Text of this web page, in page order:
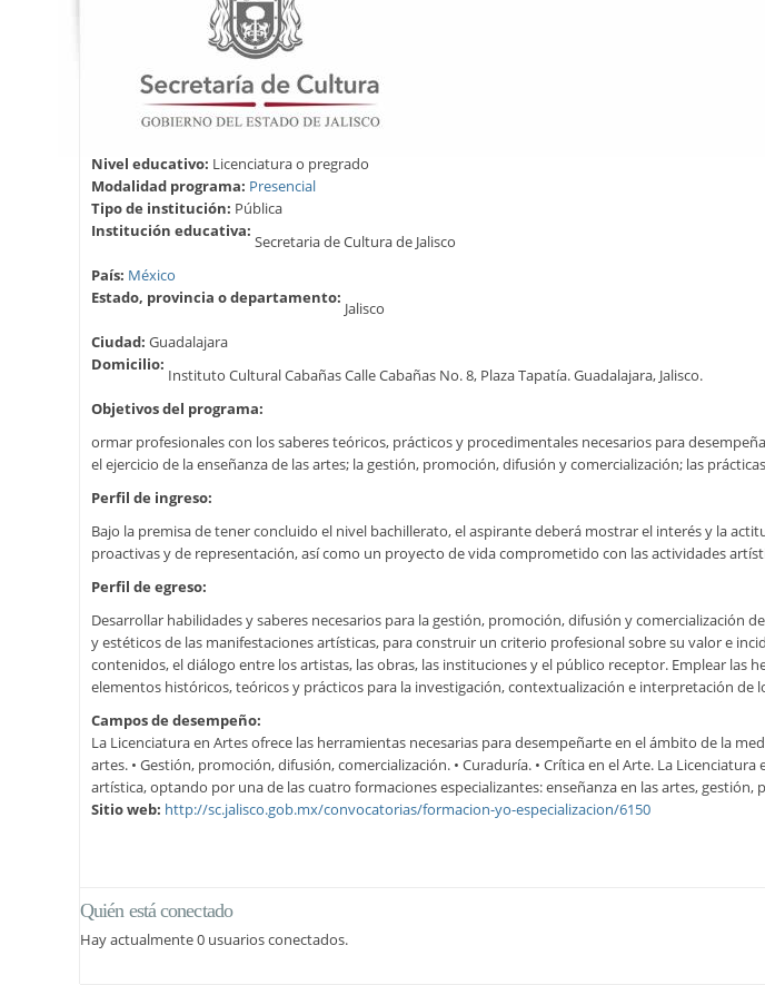
Nivel educativo: Licenciatura o pregrado
Modalidad programa: Presencial
Tipo de institución: Pública
Institución educativa:
Secretaria de Cultura de Jalisco
País: México
Estado, provincia o departamento:
Jalisco
Ciudad: Guadalajara
Domicilio:
Instituto Cultural Cabañas Calle Cabañas No. 8, Plaza Tapatía. Guadalajara, Jalisco.
Objetivos del programa:
ormar profesionales con los saberes teóricos, prácticos y procedimentales necesarios para
el ejercicio de la enseñanza de las artes; la gestión, promoción, difusión y comercialización; las
Perfil de ingreso:
Bajo la premisa de tener concluido el nivel bachillerato, el aspirante deberá mostrar el interés y la
proactivas y de representación, así como un proyecto de vida comprometido con las actividades
Perfil de egreso:
Desarrollar habilidades y saberes necesarios para la gestión, promoción, difusión y
y estéticos de las manifestaciones artísticas, para construir un criterio profesional sobre su valor e
contenidos, el diálogo entre los artistas, las obras, las instituciones y el público receptor. Emplear las
elementos históricos, teóricos y prácticos para la investigación, contextualización e interpretación
Campos de desempeño:
La Licenciatura en Artes ofrece las herramientas necesarias para desempeñarte en el ámbito de la
artes. • Gestión, promoción, difusión, comercialización. • Curaduría. • Crítica en el Arte. La
artística, optando por una de las cuatro formaciones especializantes: enseñanza en las artes,
Sitio web: http://sc.jalisco.gob.mx/convocatorias/formacion-yo-especializacion/6150
Quién está conectado
Hay actualmente 0 usuarios conectados.